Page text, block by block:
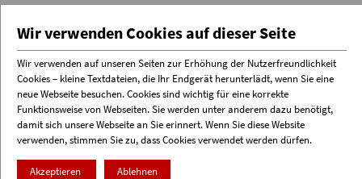
Menü
Wir verwenden Cookies auf dieser Seite
Wir verwenden auf unseren Seiten zur Erhöhung der Nutzerfreundlichkeit
Cookies – kleine Textdateien, die Ihr Endgerät herunterlädt, wenn Sie eine
neue Webseite besuchen. Cookies sind wichtig für eine korrekte
Funktionsweise von Webseiten. Sie werden unter anderem dazu benötigt,
damit sich unsere Webseite an Sie erinnert. Wenn Sie diese Website
verwenden, stimmen Sie zu, dass Cookies verwendet werden dürfen.
Akzeptieren Ablehnen